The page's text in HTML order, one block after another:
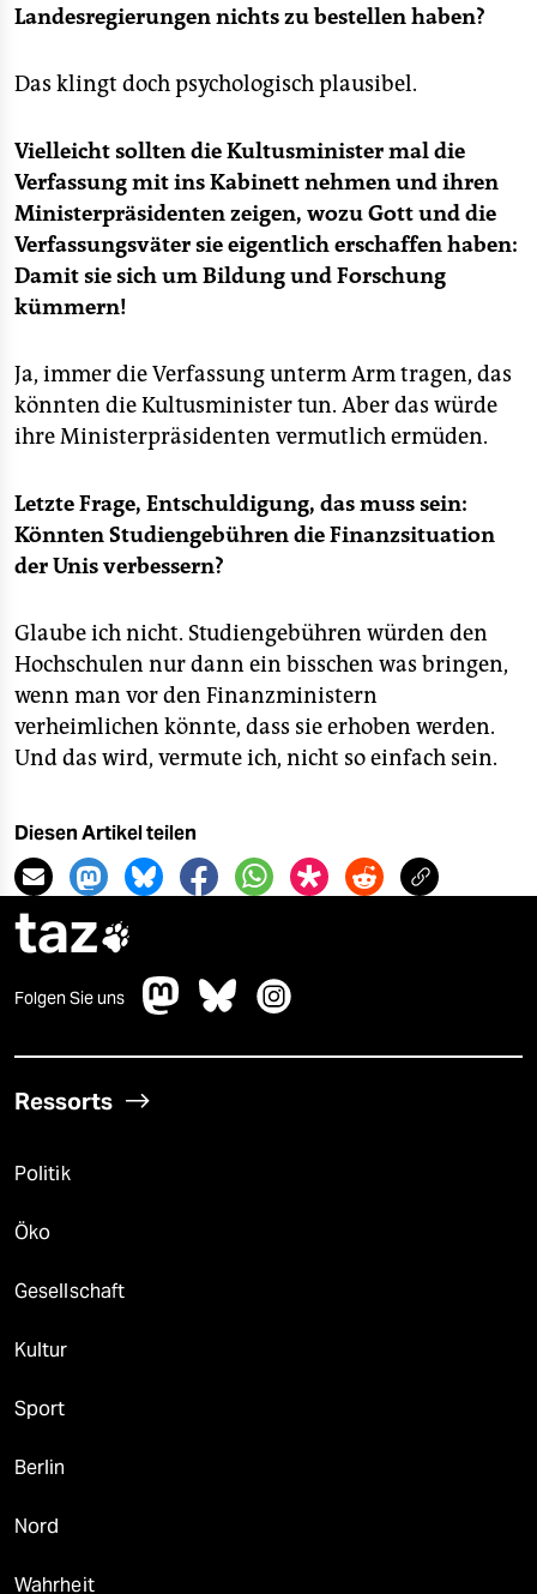
Landesregierungen nichts zu bestellen haben?
Das klingt doch psychologisch plausibel.
Vielleicht sollten die Kultusminister mal die
Verfassung mit ins Kabinett nehmen und ihren
Ministerpräsidenten zeigen, wozu Gott und die
Verfassungsväter sie eigentlich erschaffen haben:
Damit sie sich um Bildung und Forschung
kümmern!
Ja, immer die Verfassung unterm Arm tragen, das
könnten die Kultusminister tun. Aber das würde
ihre Ministerpräsidenten vermutlich ermüden.
Letzte Frage, Entschuldigung, das muss sein:
Könnten Studiengebühren die Finanzsituation
der Unis verbessern?
Glaube ich nicht. Studiengebühren würden den
Hochschulen nur dann ein bisschen was bringen,
wenn man vor den Finanzministern
verheimlichen könnte, dass sie erhoben werden.
Und das wird, vermute ich, nicht so einfach sein.
Diesen Artikel teilen
taz
Folgen Sie uns
Ressorts
Politik
Öko
Gesellschaft
Kultur
Sport
Berlin
Nord
Wahrheit